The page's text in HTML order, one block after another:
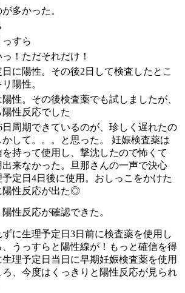
多かった。
すら
！ただそれだけ！
に陽性。その後2日して検査したとこ
陽性。
性。その後検査薬でも試しましたが、
陽性反応でした
日周期できているのが、珍しく遅れたの
かして。。。と思った。 妊娠検査薬は
を持って使用し、撃沈したので怖くて
出来なかった。旦那さんの一声で決心
予定日4日後に使用。おしっこをかけた
陽性反応が出た◎
性反応が確認できた。
に生理予定日3日前に検査薬を使用し
、うっすらと陽性線が！もっと確信を得
生理予定日当日に早期妊娠検査薬を使用
ろ、今度はくっきりと陽性反応が見られ